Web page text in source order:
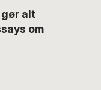
gør alt
om